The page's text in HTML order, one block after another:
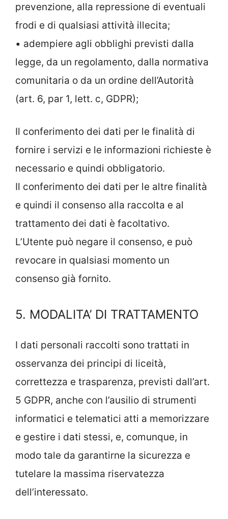
prevenzione, alla repressione di eventuali
frodi e di qualsiasi attività illecita;
• adempiere agli obblighi previsti dalla
legge, da un regolamento, dalla normativa
comunitaria o da un ordine dell’Autorità
(art. 6, par 1, lett. c, GDPR);
Il conferimento dei dati per le finalità di
fornire i servizi e le informazioni richieste è
necessario e quindi obbligatorio.
Il conferimento dei dati per le altre finalità
e quindi il consenso alla raccolta e al
trattamento dei dati è facoltativo.
L’Utente può negare il consenso, e può
revocare in qualsiasi momento un
consenso già fornito.
5. MODALITA’ DI TRATTAMENTO
I dati personali raccolti sono trattati in
osservanza dei principi di liceità,
correttezza e trasparenza, previsti dall’art.
5 GDPR, anche con l’ausilio di strumenti
informatici e telematici atti a memorizzare
e gestire i dati stessi, e, comunque, in
modo tale da garantirne la sicurezza e
tutelare la massima riservatezza
dell’interessato.